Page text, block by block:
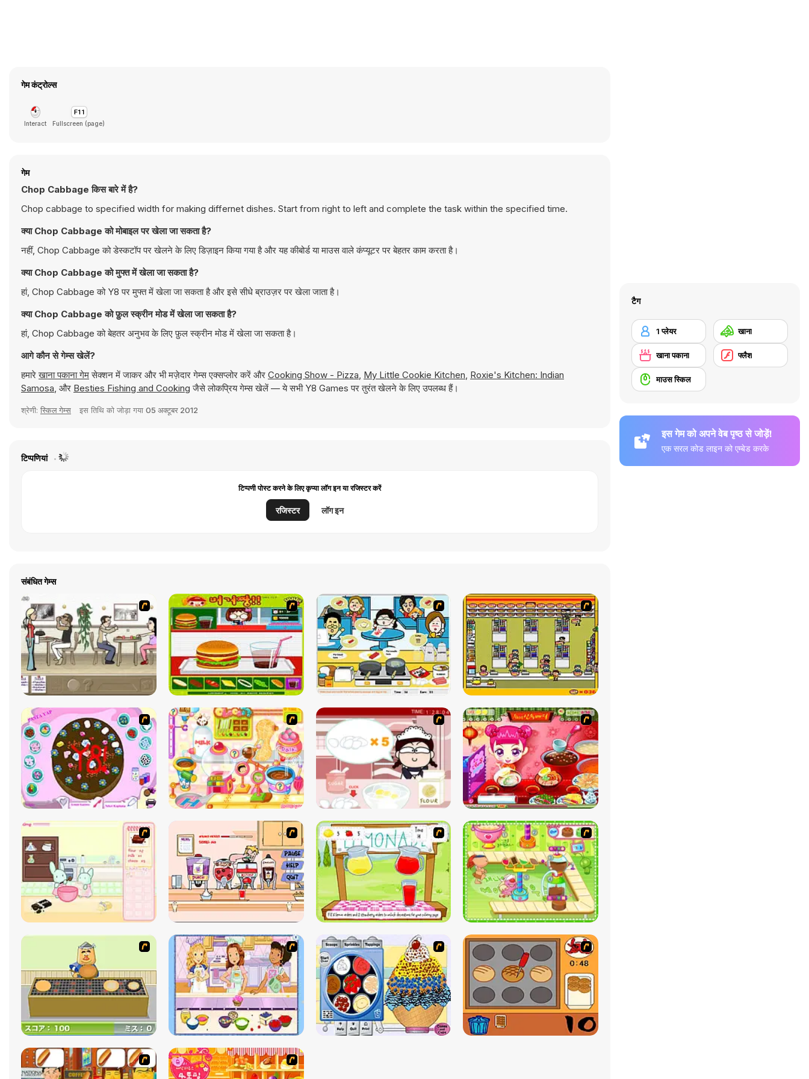
गेम कंट्रोल्स
Interact Fullscreen (page)
गेम
Chop Cabbage किस बारे में है?
Chop cabbage to specified width for making differnet dishes. Start from right to left and complete the task within the specified time.
क्या Chop Cabbage को मोबाइल पर खेला जा सकता है?
नहीं, Chop Cabbage को डेस्कटॉप पर खेलने के लिए डिज़ाइन किया गया है और यह कीबोर्ड या माउस वाले कंप्यूटर पर बेहतर काम करता है।
क्या Chop Cabbage को मुफ्त में खेला जा सकता है?
हां, Chop Cabbage को Y8 पर मुफ्त में खेला जा सकता है और इसे सीधे ब्राउज़र पर खेला जाता है।
क्या Chop Cabbage को फ़ुल स्क्रीन मोड में खेला जा सकता है?
हां, Chop Cabbage को बेहतर अनुभव के लिए फ़ुल स्क्रीन मोड में खेला जा सकता है।
आगे कौन से गेम्स खेलें?
हमारेखाना पकाना गेमसेक्शन में जाकर और भी मज़ेदार गेम्स एक्सप्लोर करें और Cooking Show - Pizza, My Little Cookie Kitchen, Roxie's Kitchen: Indian
Samosa, और Besties Fishing and Cooking जैसे लोकप्रिय गेम्स खेलें — ये सभी Y8 Games पर तुरंत खेलने के लिए उपलब्ध हैं।
श्रेणी: स्किल गेम्स इस तिथि को जोड़ा गया 05 अक्टूबर 2012
टिप्पणियां
टिप्पणी पोस्ट करने के लिए कृप्या लॉग इन या रजिस्टर करें
रजिस्टर लॉग इन
संबंधित गेम्स
टैग
1 प्लेयर खाना
खाना पकाना फ्लैश
माउस स्किल
इस गेम को अपने वेब पृष्ठ से जोड़ें!
एक सरल कोड लाइन को एम्बेड करके